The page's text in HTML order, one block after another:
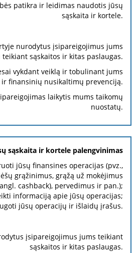
patikra ir leidimas naudotis jūsų
sąskaita ir kortele.
nurodytus įsipareigojimus jums
sąskaitos ir kitas paslaugas.
vykdant veiklą ir tobulinant jums
ir finansinių nusikaltimų prevenciją.
laikytis mums taikomų
nuostatų.
sąskaita ir kortele palengvinimas
jūsų finansines operacijas (pvz.,
grąžinimus, grąžą už mokėjimus
cashback), pervedimus ir pan.);
informaciją apie jūsų operacijas;
jūsų operacijų ir išlaidų įrašus.
įsipareigojimus jums teikiant
sąskaitos ir kitas paslaugas.